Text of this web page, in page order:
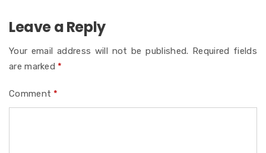
Leave a Reply
Your email address will not be published. Required fields
are marked *
Comment *